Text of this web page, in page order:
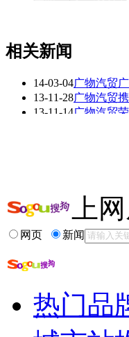
看赛车宝贝争奇斗
艳
相关新闻
14-03-04广物汽贸
13-11-28广物汽贸
13-11-14广物汽贸
汽车经销商利润是
我国上市公司融资
汽贸集团
上市公司股权融资
上
网页 新闻
热门品